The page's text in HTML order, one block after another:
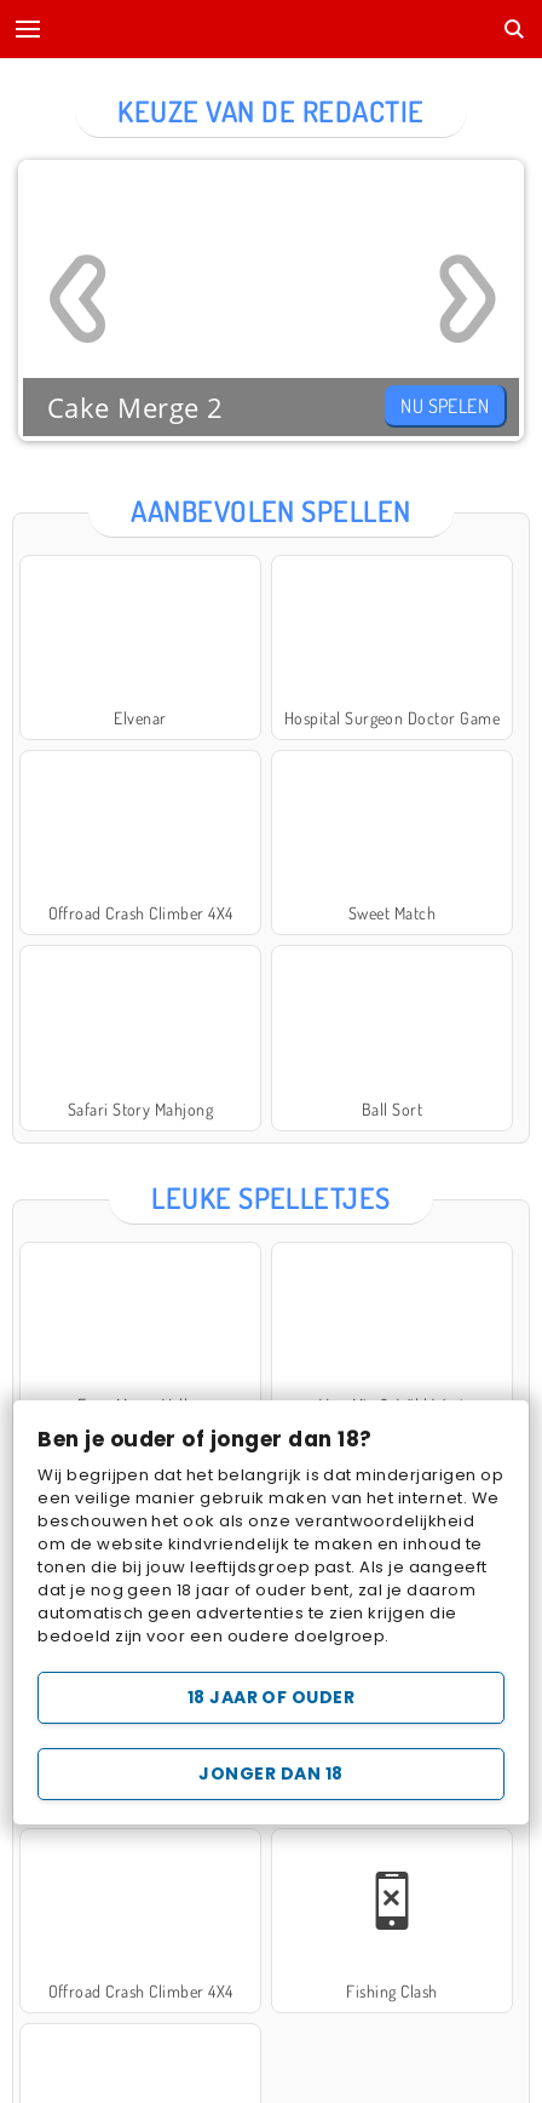
Ben je ouder of jonger dan 18?
Wij begrijpen dat het belangrijk is dat minderjarigen op
een veilige manier gebruik maken van het internet. We
beschouwen het ook als onze verantwoordelijkheid
om de website kindvriendelijk te maken en inhoud te
tonen die bij jouw leeftijdsgroep past. Als je aangeeft
dat je nog geen 18 jaar of ouder bent, zal je daarom
automatisch geen advertenties te zien krijgen die
bedoeld zijn voor een oudere doelgroep.
JONGER DAN 18
18 JAAR OF OUDER
AANBEVOLEN SPELLEN
Elvenar Hospital Surgeon Doctor Game
Offroad Crash Climber 4X4 Sweet Match
Safari Story Mahjong Ball Sort
KEUZE VAN DE REDACTIE
Cake Merge 2 NU SPELEN
LEUKE SPELLETJES
Farm Merge Valley VegaMix 2: Wild West
Pop Fruit Bubbits
Hospital Surgeon Doctor Game Potion Sort
Offroad Crash Climber 4X4 Fishing Clash